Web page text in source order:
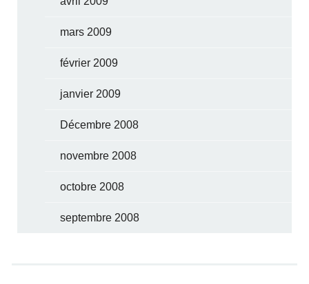
mars 2009
février 2009
janvier 2009
Décembre 2008
novembre 2008
octobre 2008
septembre 2008